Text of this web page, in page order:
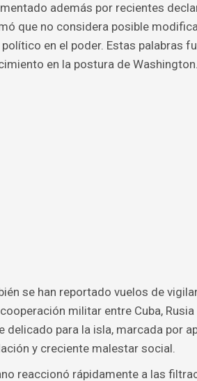
además por recientes
que no considera posible
en el poder. Estas palabras
en la postura de Washington.
se han reportado vuelos de
militar entre Cuba,
delicado para la isla, marcada por
y creciente malestar social.
reaccionó rápidamente a las